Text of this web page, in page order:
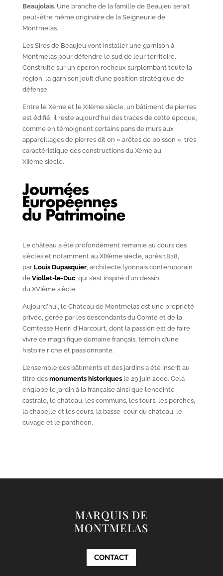
Beaujolais. Une branche de la famille de Beaujeu serait
peut-être même originaire de la Seigneurie de
Montmelas.
Les Sires de Beaujeu vont installer une garnison à
Montmelas pour défendre le sud de leur territoire.
Construite sur un éperon rocheux surplombant toute la
région, la garnison jouit d’une position stratégique de
défense.
Entre le Xèmeet le XIIèmesiècle, un bâtiment de pierres
est édifié. Il reste aujourd’hui des traces de cette époque,
comme en témoignent certains pans de murs aux
appareillages de pierres dit en « arêtes de poisson », très
caractéristique des constructions du Xèmeau
XIIèmesiècle.
Le château a été profondément remanié au cours des
siècles et notamment au XIXèmesiècle, après 1828,
par Louis Dupasquier, architecte lyonnais contemporain
de Viollet-le-Duc, qui s’est inspiré d’un dessin
du XVIèmesiècle.
Aujourd’hui, le Château de Montmelas est une propriété
privée, gérée par les descendants du Comte et de la
Comtesse Henri d’Harcourt, dont la passion est de faire
vivre ce magnifique domaine français, témoin d’une
histoire riche et passionnante.
L’ensemble des bâtiments et des jardins a été inscrit au
titre des monuments historiquesle 29 juin 2000. Cela
englobe le jardin à la française ainsi que l’enceinte
castrale, le château, les communs, les tours, les porches,
la chapelle et les cours, la basse-cour du château, le
cuvage et le panthéon.
MARQUIS DE
MONTMELAS
CONTACT